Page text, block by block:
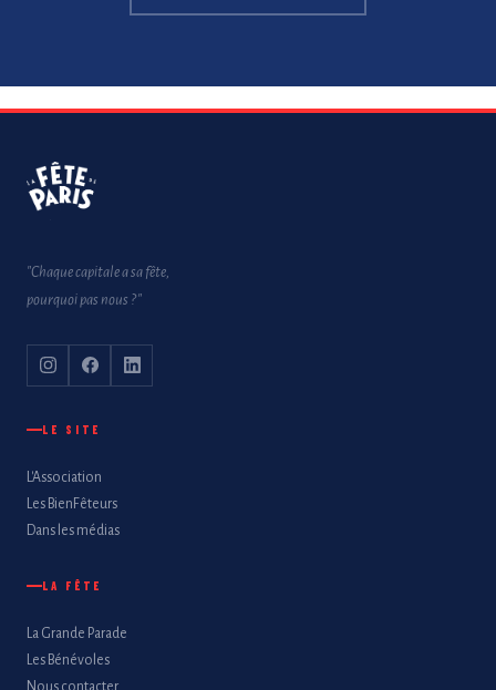
"Chaque capitale a sa fête,
pourquoi pas nous ?"
LE SITE
L'Association
Les BienFêteurs
Dans les médias
LA FÊTE
La Grande Parade
Les Bénévoles
Nous contacter